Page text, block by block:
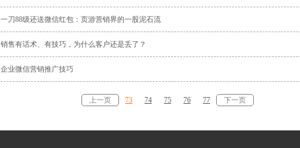
一刀88级还送微信红包：页游营销界的一股泥石流
销售有话术、有技巧，为什么客户还是丢了？
企业微信营销推广技巧
上一页 73 74 75 76 77 下一页